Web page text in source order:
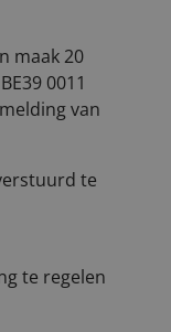
maak 20
0011
van
te
te regelen